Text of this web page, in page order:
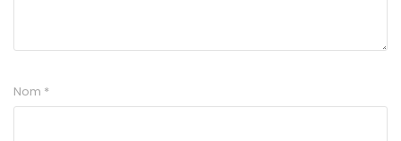
Nom *